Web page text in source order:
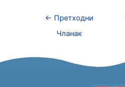
e
b
o
er e
← Претходни
Чланак